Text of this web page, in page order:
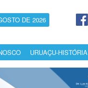
DE 2026
URUAÇU-HISTÓRIA